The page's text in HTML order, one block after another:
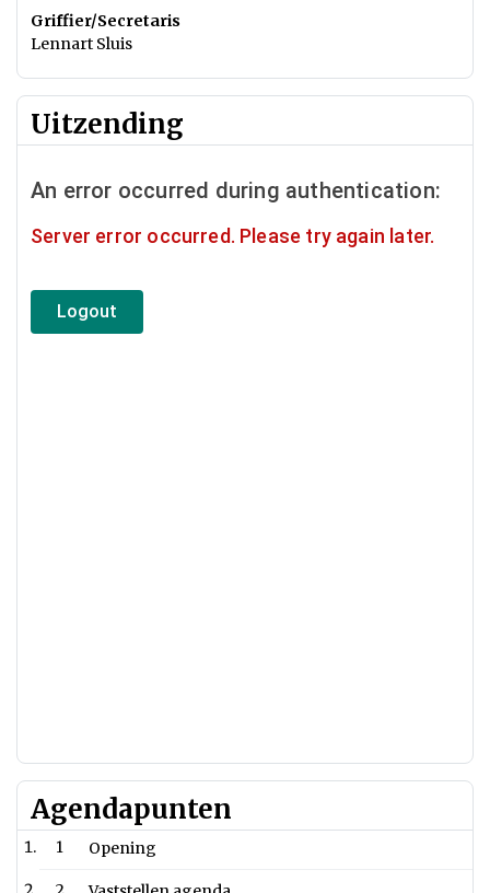
Griffier/Secretaris
Lennart Sluis
Uitzending
Agendapunten
1 Opening